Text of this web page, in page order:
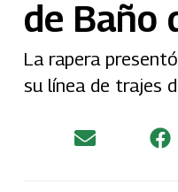
de Baño
La rapera
su línea de trajes